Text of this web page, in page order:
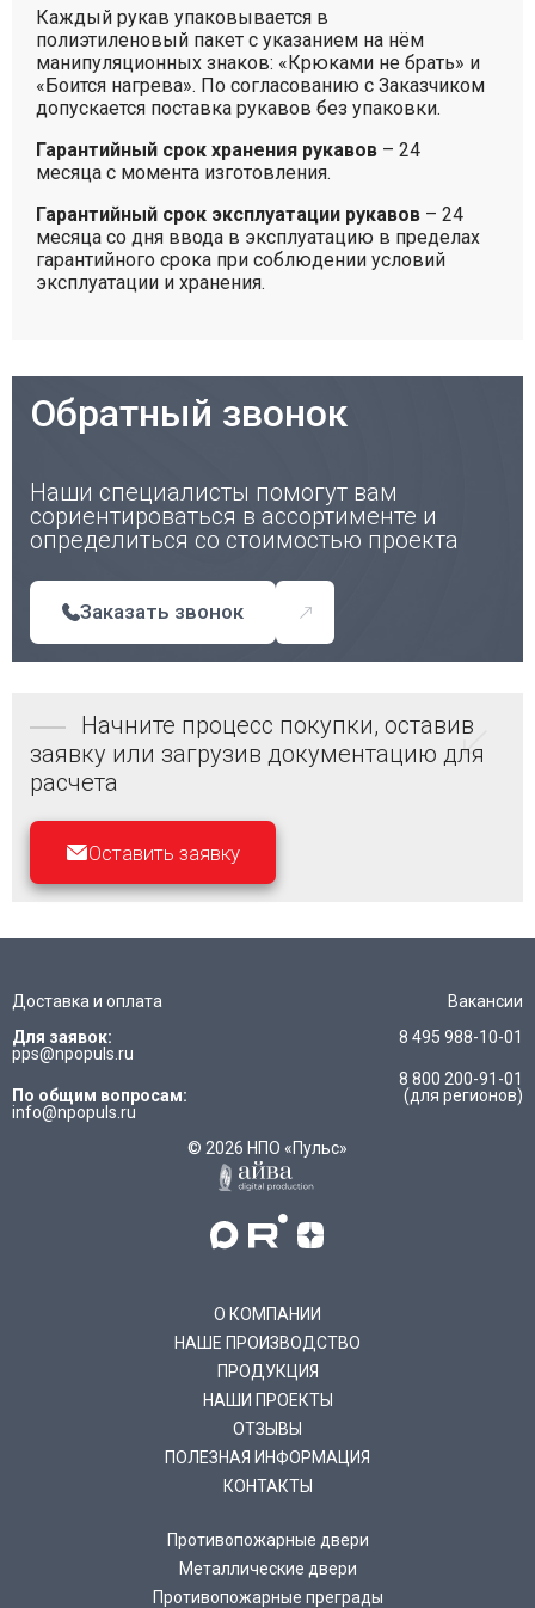
Каждый рукав упаковывается в
полиэтиленовый пакет с указанием на нём
манипуляционных знаков: «Крюками не брать» и
«Боится нагрева». По согласованию с Заказчиком
допускается поставка рукавов без упаковки.
Гарантийный срок хранения рукавов – 24
месяца с момента изготовления.
Гарантийный срок эксплуатации рукавов – 24
месяца со дня ввода в эксплуатацию в пределах
гарантийного срока при соблюдении условий
эксплуатации и хранения.
Обратный звонок
Наши специалисты помогут вам
сориентироваться в ассортименте и
определиться со стоимостью проекта
Заказать звонок
Начните процесс покупки, оставив
заявку или загрузив документацию для
расчета
Оставить заявку
Доставка и оплата
Вакансии
Для заявок:
pps@npopuls.ru
По общим вопросам:
info@npopuls.ru
8 495 988-10-01
8 800 200-91-01
(для регионов)
© 2026 НПО «Пульс»
О КОМПАНИИ
НАШЕ ПРОИЗВОДСТВО
ПРОДУКЦИЯ
НАШИ ПРОЕКТЫ
ОТЗЫВЫ
ПОЛЕЗНАЯ ИНФОРМАЦИЯ
КОНТАКТЫ
Противопожарные двери
Металлические двери
Противопожарные преграды